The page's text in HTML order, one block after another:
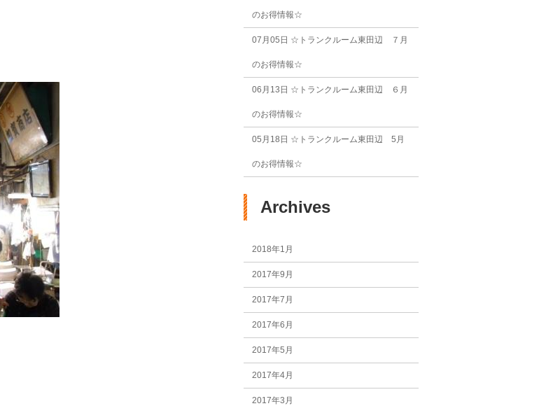
のお得情報☆
07月05日 ☆トランクルーム東田辺 ７月
のお得情報☆
06月13日 ☆トランクルーム東田辺 ６月
のお得情報☆
05月18日 ☆トランクルーム東田辺 5月
のお得情報☆
Archives
2018年1月
2017年9月
2017年7月
2017年6月
2017年5月
2017年4月
2017年3月